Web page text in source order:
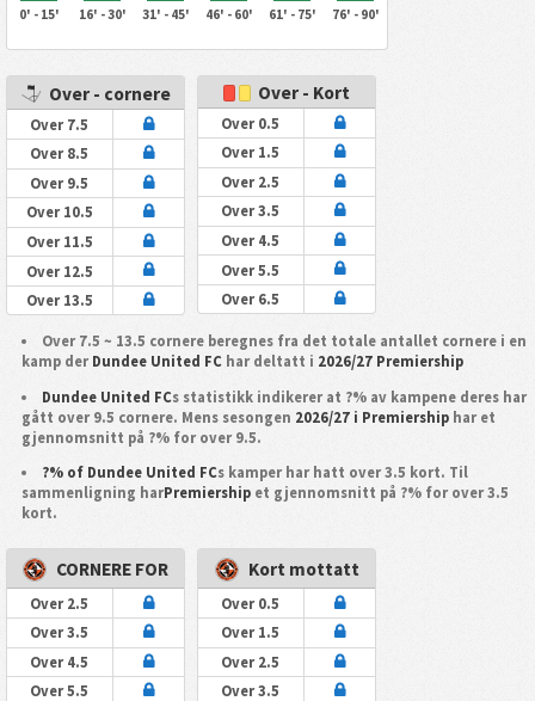
0' - 15' 16' - 30' 31' - 45' 46' - 60' 61' - 75' 76' - 90'
Over - cornere
Over 7.5
Over 8.5
Over 9.5
Over 10.5
Over 11.5
Over 12.5
Over 13.5
Over - Kort
Over 0.5
Over 1.5
Over 2.5
Over 3.5
Over 4.5
Over 5.5
Over 6.5
Over 7.5 ~ 13.5 cornere beregnes fra det totale antallet cornere i en
kamp der Dundee United FChar deltatt i 2026/27 Premiership
Dundee United FCs statistikk indikerer at ?% av kampene deres har
gått over 9.5 cornere. Mens sesongen 2026/27 i Premiershiphar et
gjennomsnitt på ?% for over 9.5.
?% of Dundee United FCs kamper har hatt over 3.5 kort. Til
sammenligning harPremiershipet gjennomsnitt på ?% for over 3.5
kort.
CORNERE FOR
Over 2.5
Over 3.5
Over 4.5
Over 5.5
Kort mottatt
Over 0.5
Over 1.5
Over 2.5
Over 3.5